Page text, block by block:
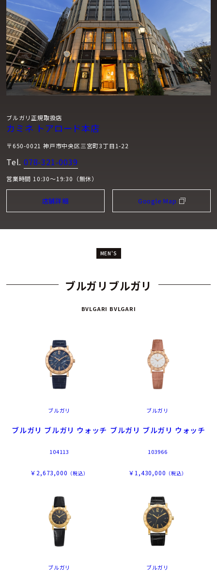
ブルガリ正規取扱店
カミネ トアロード本店
〒650-0021 神戸市中央区三宮町3丁目1-22
Tel. 078-321-0039
営業時間 10:30～19:30（無休）
店舗詳細 Google Map
MEN'S
ブルガリブルガリ
BVLGARI BVLGARI
ブルガリ
ブルガリ ブルガリ ウォッチ
104113
￥2,673,000 （税込）
ブルガリ
ブルガリ ブルガリ ウォッチ
103966
￥1,430,000 （税込）
ブルガリ ブルガリ